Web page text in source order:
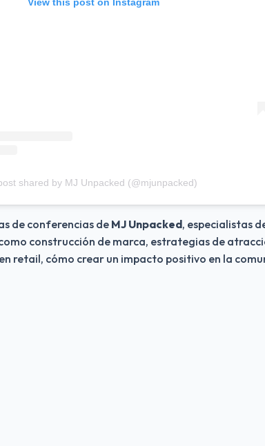
shared by MJ Unpacked (@mjunpacked)
de conferencias de MJ Unpacked, especialistas
construcción de marca, estrategias de
retail, cómo crear un impacto positivo en la